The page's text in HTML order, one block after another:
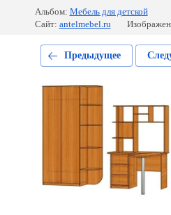
Альбом: Мебель для детской
Сайт: antelmebel.ru
Предыдущее